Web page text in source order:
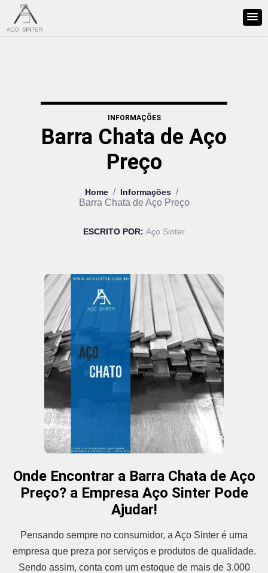
INFORMAÇÕES
Barra Chata de Aço
Preço
Home / Informações /
Barra Chata de Aço Preço
ESCRITO POR: Aço Sinter
Onde Encontrar a Barra Chata de Aço
Preço? a Empresa Aço Sinter Pode
Ajudar!
Pensando sempre no consumidor, a Aço Sinter é uma
empresa que preza por serviços e produtos de qualidade.
Sendo assim, conta com um estoque de mais de 3.000